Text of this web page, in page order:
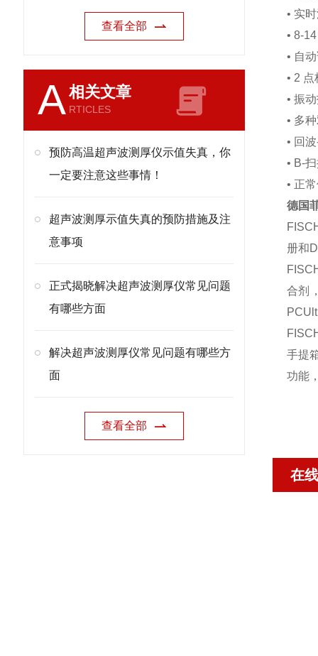
查看全部
A相关文章
RTICLES
预防高温超声波测厚仪示值失真，你
一定要注意这些事情！
超声波测厚示值失真的预防措施及注
意事项
正式揭晓解决超声波测厚仪常见问题
有哪些方面
解决超声波测厚仪常见问题有哪些方
面
查看全部
• 实
• 8-
• 自
• 2 点
• 振
• 多
• 回
• B-
• 正
德国
册和
合剂
手提
功能
在